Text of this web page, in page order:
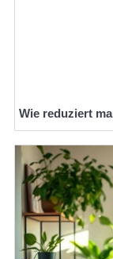
Wie reduziert